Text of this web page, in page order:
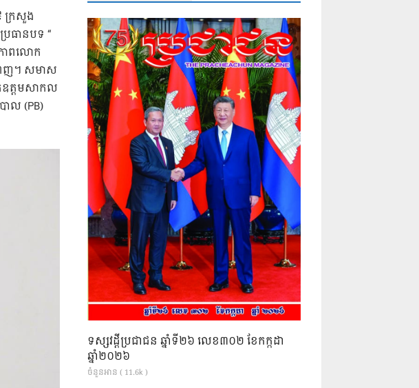
ក្រសួង
រធានបទ “
ាពលោក
េញ។ សមាស
ត្តមសាកល
ាល (PB)
ទស្សវដ្តីប្រជាជន ឆ្នាំទី២៦ លេខ៣០២ ខែកក្កដា
ឆ្នាំ២០២៦
ចំនួនអាន ( 11.6k )